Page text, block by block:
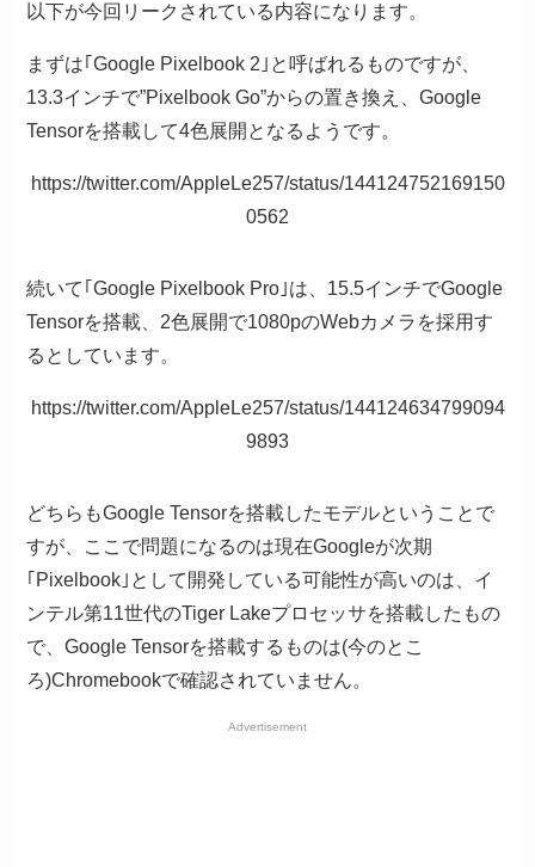
以下が今回リークされている内容になります。
まずは｢Google Pixelbook 2｣と呼ばれるものですが、
13.3インチで”Pixelbook Go”からの置き換え、Google
Tensorを搭載して4色展開となるようです。
https://twitter.com/AppleLe257/status/144124752169150
0562
続いて｢Google Pixelbook Pro｣は、15.5インチでGoogle
Tensorを搭載、2色展開で1080pのWebカメラを採用す
るとしています。
https://twitter.com/AppleLe257/status/144124634799094
9893
どちらもGoogle Tensorを搭載したモデルということで
すが、ここで問題になるのは現在Googleが次期
｢Pixelbook｣として開発している可能性が高いのは、イ
ンテル第11世代のTiger Lakeプロセッサを搭載したもの
で、Google Tensorを搭載するものは(今のとこ
ろ)Chromebookで確認されていません。
Advertisement